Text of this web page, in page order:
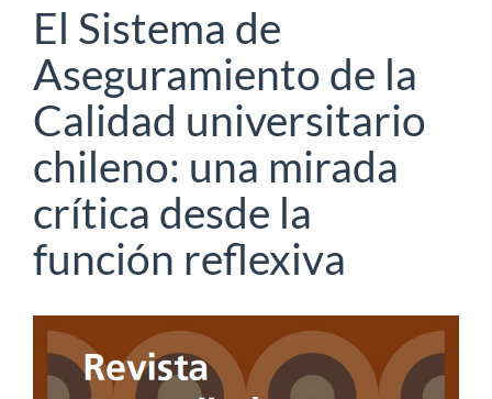
El Sistema de
Aseguramiento de la
Calidad universitario
chileno: una mirada
crítica desde la
función reflexiva
Barra
lateral